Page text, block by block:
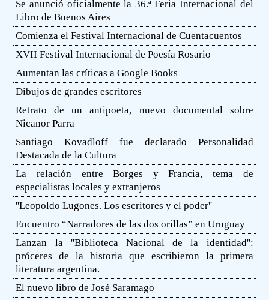
Se anunció oficialmente la 36.ª Feria Internacional del
Libro de Buenos Aires
Comienza el Festival Internacional de Cuentacuentos
XVII Festival Internacional de Poesía Rosario
Aumentan las críticas a Google Books
Dibujos de grandes escritores
Retrato de un antipoeta, nuevo documental sobre
Nicanor Parra
Santiago Kovadloff fue declarado Personalidad
Destacada de la Cultura
La relación entre Borges y Francia, tema de
especialistas locales y extranjeros
''Leopoldo Lugones. Los escritores y el poder''
Encuentro “Narradores de las dos orillas” en Uruguay
Lanzan la ''Biblioteca Nacional de la identidad'':
próceres de la historia que escribieron la primera
literatura argentina.
El nuevo libro de José Saramago